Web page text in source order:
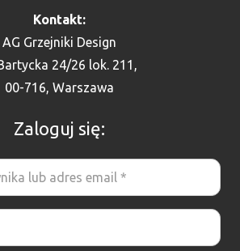
Kontakt:
AG Grzejniki Design
24/26 lok. 211,
00-716, Warszawa
Zaloguj się: